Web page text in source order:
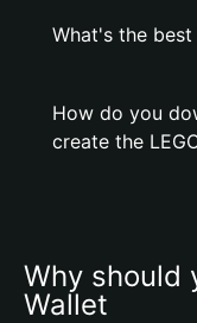
What's the best
How do you
create the
Why should
Wallet